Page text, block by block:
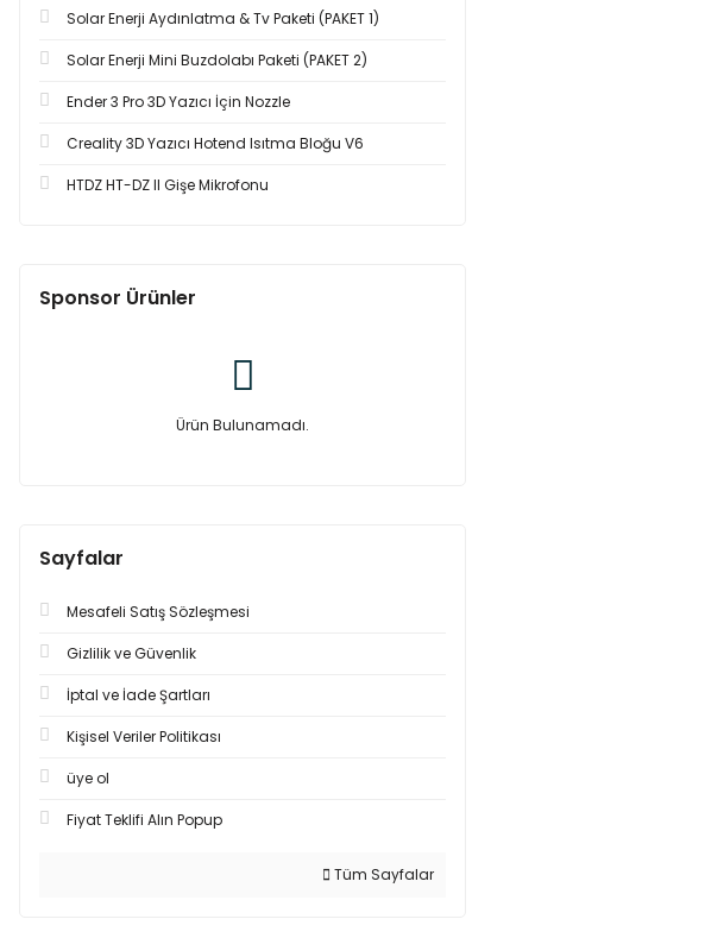
Solar Enerji Aydınlatma & Tv Paketi (PAKET 1)
Solar Enerji Mini Buzdolabı Paketi (PAKET 2)
Ender 3 Pro 3D Yazıcı İçin Nozzle
Creality 3D Yazıcı Hotend Isıtma Bloğu V6
HTDZ HT-DZ II Gişe Mikrofonu
Sponsor Ürünler
Ürün Bulunamadı.
Sayfalar
Mesafeli Satış Sözleşmesi
Gizlilik ve Güvenlik
İptal ve İade Şartları
Kişisel Veriler Politikası
üye ol
Fiyat Teklifi Alın Popup
Tüm Sayfalar